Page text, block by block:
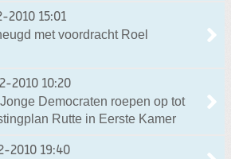
2010 15:01
met voordracht Roel
2010 10:20
Democraten roepen op tot
Rutte in Eerste Kamer
2010 19:40